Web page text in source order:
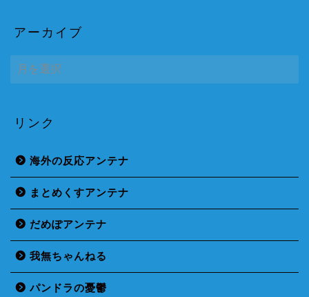
アーカイブ
ー
ブリンク
海外の反応アンテナ
まとめくすアンテナ
だめぽアンテナ
我無ちゃんねる
パンドラの憂鬱